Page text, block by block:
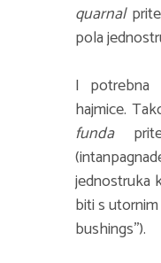
quarnal
pola
I potrebna
hajmice.
funda
jednostruka
biti s
bushings'').